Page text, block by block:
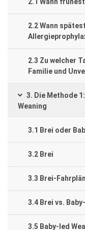
2.2 Wann
2.3 Zu welcher
Familie und
3. Die Methode
Weaning
3.1 Brei oder
3.2 Brei
3.3 Brei-
3.4 Brei vs.
3.5 Baby-led